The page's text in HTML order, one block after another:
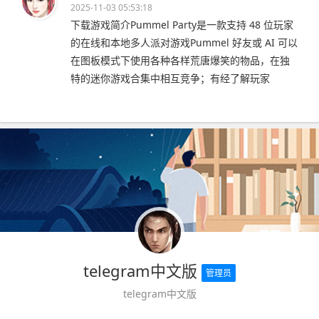
2025-11-03 05:53:18
下载游戏简介Pummel Party是一款支持 48 位玩家
的在线和本地多人派对游戏Pummel 好友或 AI 可以
在图板模式下使用各种各样荒唐爆笑的物品，在独
特的迷你游戏合集中相互竞争；有经了解玩家
telegram中文版 管理员
telegram中文版